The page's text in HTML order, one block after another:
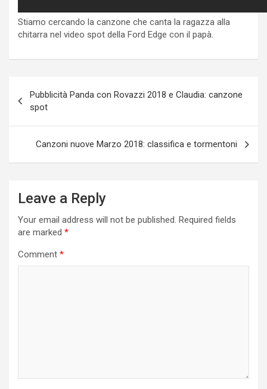
Stiamo cercando la canzone che canta la ragazza alla
chitarra nel video spot della Ford Edge con il papà.
navigation
Pubblicità Panda con Rovazzi 2018 e Claudia: canzone
spot
Canzoni nuove Marzo 2018: classifica e tormentoni
Leave a Reply
Your email address will not be published. Required fields
are marked *
Comment *